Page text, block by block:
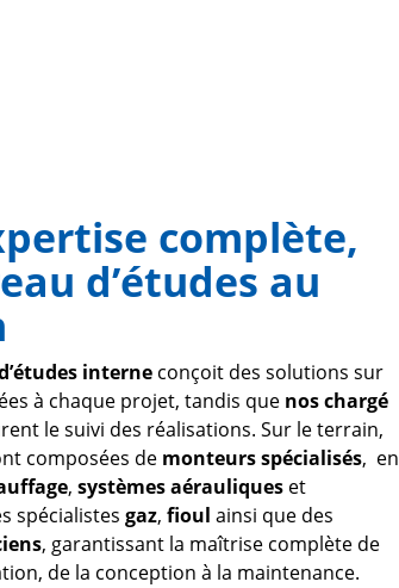
complète,
d’études au
interne conçoit des solutions sur
à chaque projet, tandis que nos chargé
le suivi des réalisations. Sur le terrain,
composées de monteurs spécialisés, en
, systèmes aérauliques et
spécialistes gaz, fioul ainsi que des
, garantissant la maîtrise complète de
de la conception à la maintenance.